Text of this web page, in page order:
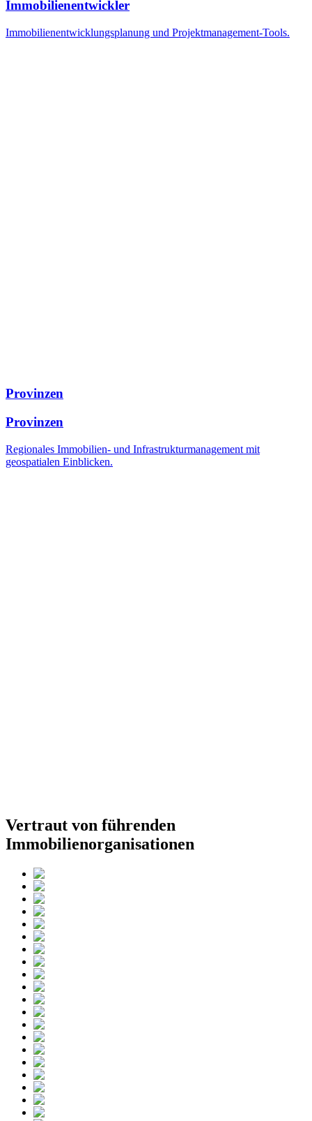
Immobilienentwickler
Immobilienentwicklungsplanung und Projektmanagement-Tools.
Provinzen
Provinzen
Regionales Immobilien- und Infrastrukturmanagement mit
geospatialen Einblicken.
Vertraut von führenden
Immobilienorganisationen